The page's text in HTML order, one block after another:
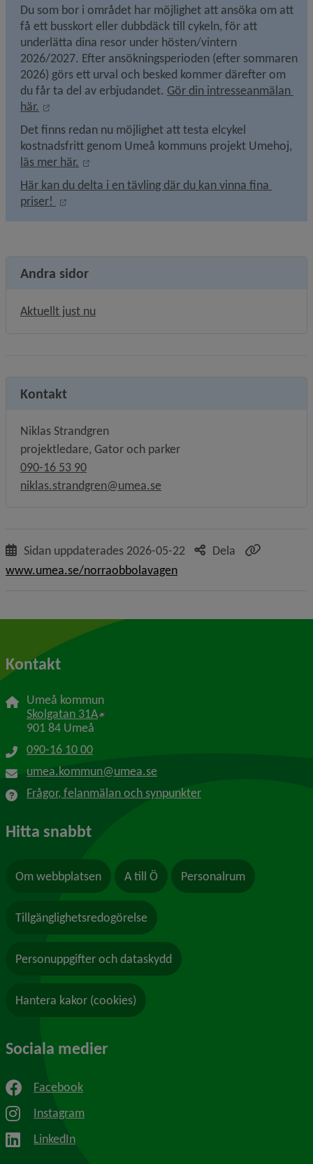
Du som bor i området har möjlighet att ansöka om att
få ett busskort eller dubbdäck till cykeln, för att
underlätta dina resor under hösten/vintern
2026/2027. Efter ansökningsperioden (efter sommaren
2026) görs ett urval och besked kommer därefter om
du får ta del av erbjudandet. Gör din intresseanmälan
här.
Länk till annan webbplats, öppnas i nytt fönster.
Det finns redan nu möjlighet att testa elcykel
läs mer här.
Öppnas i nytt fönster.
Här kan du delta i en tävling där du kan vinna fina
priser!
Länk till annan webbplats, öppnas i nytt fönster.
Andra sidor
Aktuellt just nu
Kontakt
Niklas Strandgren
projektledare, Gator och parker
090-16 53 90
niklas.strandgren@umea.se
Sidan uppdaterades 2026-05-22
Dela
www.umea.se/norraobbolavagen
Kontakt
Umeå kommun
Skolgatan 31A Länk till annan webbplats, öppnas i nytt
901 84 Umeå
090-16 10 00
umea.kommun@umea.se
Frågor, felanmälan och synpunkter
Hitta snabbt
Om webbplatsen A till Ö Personalrum
Tillgänglighetsredogörelse
Personuppgifter och dataskydd
Hantera kakor (cookies)
Sociala medier
Facebook
Instagram
LinkedIn